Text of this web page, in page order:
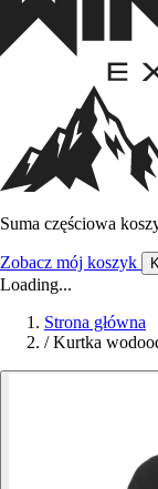
Suma częściowa
Zobacz mój koszyk
Loading...
Strona główna
/ Kurtka